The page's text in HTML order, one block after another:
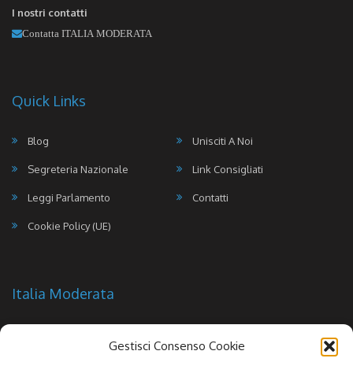
Gestisci Consenso Cookie
I nostri contatti
Contatta ITALIA MODERATA
Quick Links
Blog Unisciti A Noi
Segreteria Nazionale Link Consigliati
Leggi Parlamento Contatti
Cookie Policy (UE)
Italia Moderata